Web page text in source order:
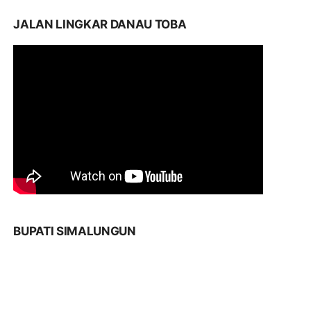
JALAN LINGKAR DANAU TOBA
BUPATI SIMALUNGUN